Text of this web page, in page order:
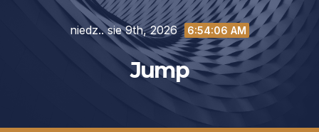
niedz.. sie 9th, 2026 6:54:08 AM
Jump